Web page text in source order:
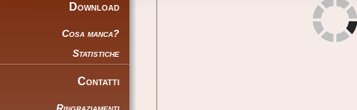
Download
Cosa manca?
Statistiche
Contatti